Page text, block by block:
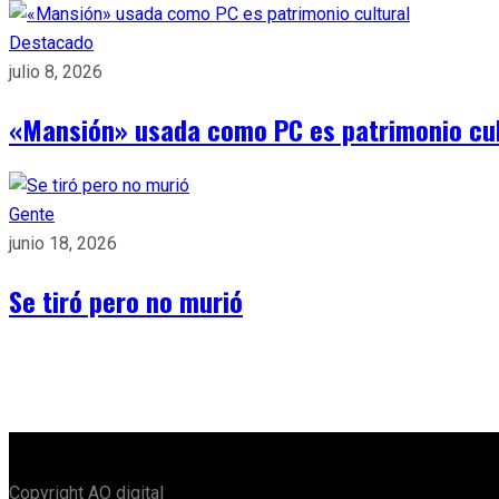
Destacado
julio 8, 2026
«Mansión» usada como PC es patrimonio
Gente
junio 18, 2026
Se tiró pero no murió
Copyright AO digital